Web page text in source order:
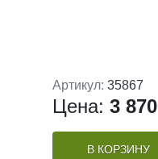
Артикул: 35867
Цена: 3 870
В КОРЗИНУ